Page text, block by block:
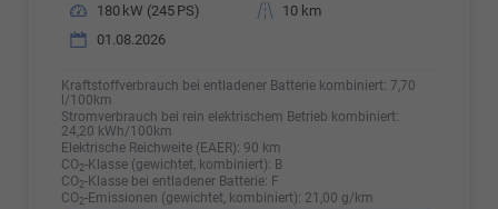
Leistung
180 kW (245 PS) Kilometerstand
10 km
01.08.2026
Kraftstoffverbrauch bei entladener Batterie kombiniert:7,70
l/100km
Stromverbrauch bei rein elektrischem Betrieb kombiniert:
24,20 kWh/100km
Elektrische Reichweite (EAER): 90 km
CO2-Klasse (gewichtet, kombiniert): B
CO2-Klasse bei entladener Batterie: F
CO2-Emissionen (gewichtet, kombiniert): 21,00 g/km